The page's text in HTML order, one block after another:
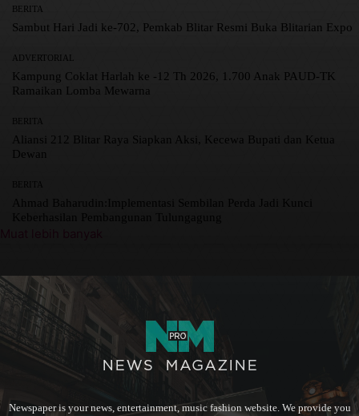
BERITA
Sambut Hari Jadi ke-702, Pemkab Blitar Resmi Buka Blitarian Expo
ADVERTORIAL
Kampung Coklat Harlah ke -12 Th 2026, 1.700 Anak PAUD-TK
Ramaikan Lomba Mewarna
BERITA
Aliansi 212 Blitar Raya Siapkan Aksi, Kecewa Bupati dan Ketua
Dewan
BERITA
Ahmad Baharudin:Implementasi Sembilan Perda Jadi Kunci
Newspaper is your news, entertainment, music fashion website. We provide you